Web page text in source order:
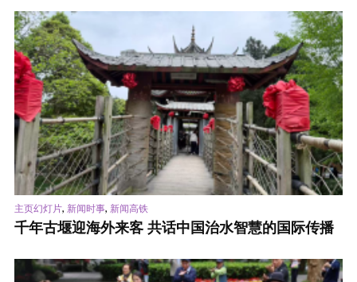
主页幻灯片, 新闻时事, 新闻高铁
千年古堰迎海外来客 共话中国治水智慧的国际传播